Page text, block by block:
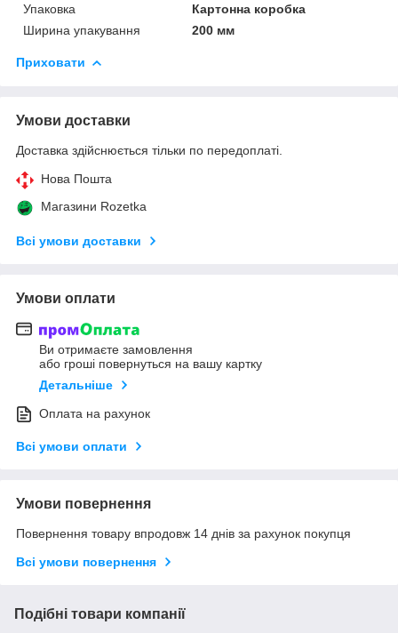
Упаковка
Картонна коробка
Ширина упакування
200 мм
Приховати
Умови доставки
Доставка здійснюється тільки по передоплаті.
Нова Пошта
Магазини Rozetka
Всі умови доставки
Умови оплати
Ви отримаєте замовлення
або гроші повернуться на вашу картку
Детальніше
Оплата на рахунок
Всі умови оплати
Умови повернення
Повернення товару впродовж 14 днів за рахунок покупця
Всі умови повернення
Подібні товари компанії